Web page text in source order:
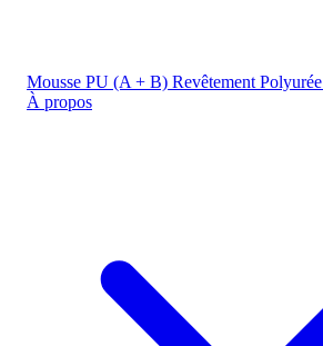
Mousse PU (A + B) Revêtement Polyurée
À propos